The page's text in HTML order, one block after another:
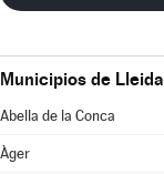
Municipios de Lleida
Abella de la Conca
Àger